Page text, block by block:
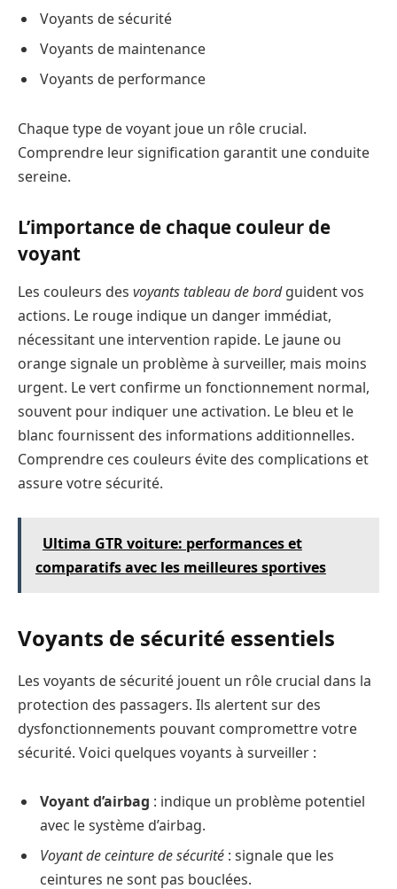
Voyants de sécurité
Voyants de maintenance
Voyants de performance
Chaque type de voyant joue un rôle crucial.
Comprendre leur signification garantit une conduite
sereine.
L’importance de chaque couleur de
voyant
Les couleurs des voyants tableau de bordguident vos
actions. Le rouge indique un danger immédiat,
nécessitant une intervention rapide. Le jaune ou
orange signale un problème à surveiller, mais moins
urgent. Le vert confirme un fonctionnement normal,
souvent pour indiquer une activation. Le bleu et le
blanc fournissent des informations additionnelles.
Comprendre ces couleurs évite des complications et
assure votre sécurité.
Ultima GTR voiture: performances et
comparatifs avec les meilleures sportives
Voyants de sécurité essentiels
Les voyants de sécurité jouent un rôle crucial dans la
protection des passagers. Ils alertent sur des
dysfonctionnements pouvant compromettre votre
sécurité. Voici quelques voyants à surveiller :
Voyant d’airbag : indique un problème potentiel
avec le système d’airbag.
Voyant de ceinture de sécurité : signale que les
ceintures ne sont pas bouclées.